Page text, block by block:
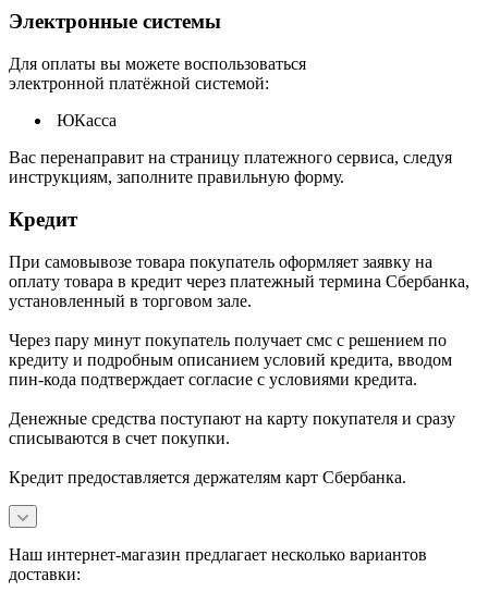
Электронные системы
Для оплаты вы можете воспользоваться
электронной платёжной системой:
ЮКасса
Вас перенаправит на страницу платежного сервиса, следуя
инструкциям, заполните правильную форму.
Кредит
При самовывозе товара покупатель оформляет заявку на
оплату товара в кредит через платежный термина Сбербанка,
установленный в торговом зале.
Через пару минут покупатель получает смс с решением по
кредиту и подробным описанием условий кредита, вводом
пин-кода подтверждает согласие с условиями кредита.
Денежные средства поступают на карту покупателя и сразу
списываются в счет покупки.
Кредит предоставляется держателям карт Сбербанка.
Наш интернет-магазин предлагает несколько вариантов
доставки: